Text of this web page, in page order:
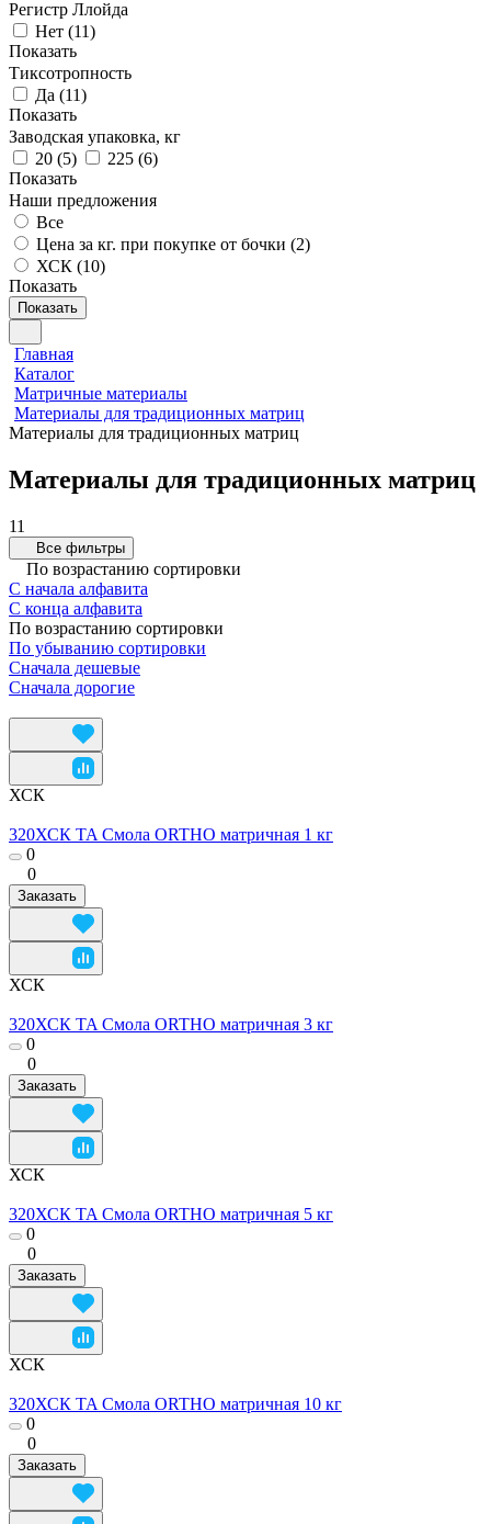
Регистр Ллойда
Нет (11)
Показать
Тиксотропность
Да (11)
Показать
Заводская упаковка, кг
20 (5) 225 (6)
Показать
Наши предложения
Все
Цена за кг. при покупке от бочки (2)
ХСК (10)
Показать
Показать
Главная
Каталог
Матричные материалы
Материалы для традиционных матриц
Материалы для традиционных матриц
Материалы для традиционных матриц
11
Все фильтры
По возрастанию сортировки
С начала алфавита
С конца алфавита
По возрастанию сортировки
По убыванию сортировки
Сначала дешевые
Сначала дорогие
ХСК
320ХСК TA Смола ORTHO матричная 1 кг
0
0
Заказать
ХСК
320ХСК TA Смола ORTHO матричная 3 кг
0
0
Заказать
ХСК
320ХСК TA Смола ORTHO матричная 5 кг
0
0
Заказать
ХСК
320ХСК TA Смола ORTHO матричная 10 кг
0
0
Заказать